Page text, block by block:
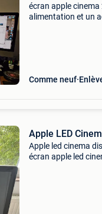
écran apple
alimentation et un
Comme neuf
Apple LED
Apple led cinema
écran apple led